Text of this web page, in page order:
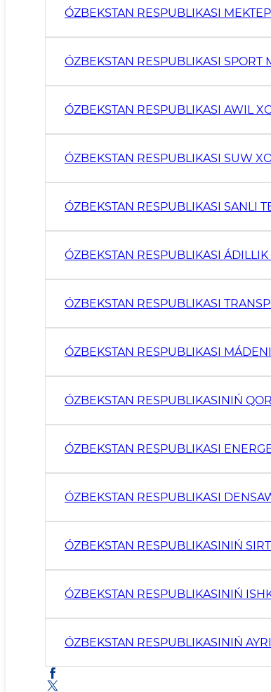
ÓZBEKSTAN RESPUBLIKASI
ÓZBEKSTAN RESPUBLIKASI SPORT
ÓZBEKSTAN RESPUBLIKASI AWIL
ÓZBEKSTAN RESPUBLIKASI SUW
ÓZBEKSTAN RESPUBLIKASI SANLI
ÓZBEKSTAN RESPUBLIKASI
ÓZBEKSTAN RESPUBLIKASI
ÓZBEKSTAN RESPUBLIKASI
ÓZBEKSTAN RESPUBLIKASINIŃ
ÓZBEKSTAN RESPUBLIKASI
ÓZBEKSTAN RESPUBLIKASI
ÓZBEKSTAN RESPUBLIKASINIŃ
ÓZBEKSTAN RESPUBLIKASINIŃ
ÓZBEKSTAN RESPUBLIKASINIŃ